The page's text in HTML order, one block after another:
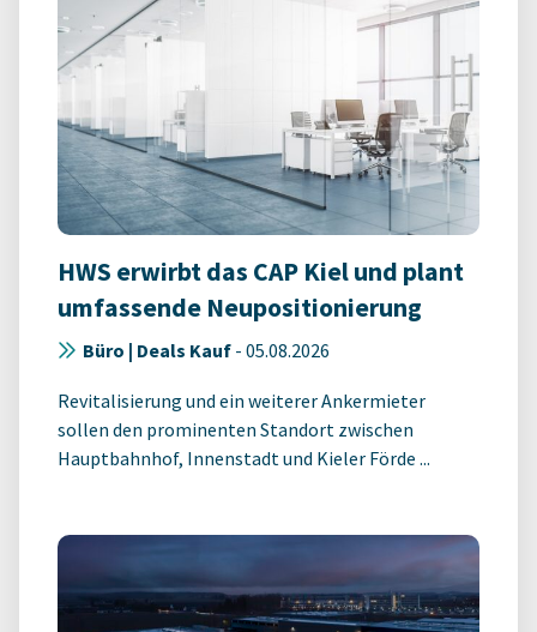
HWS erwirbt das CAP Kiel und plant
umfassende Neupositionierung
Büro | Deals Kauf - 05.08.2026
Revitalisierung und ein weiterer Ankermieter
sollen den prominenten Standort zwischen
Hauptbahnhof, Innenstadt und Kieler Förde ...